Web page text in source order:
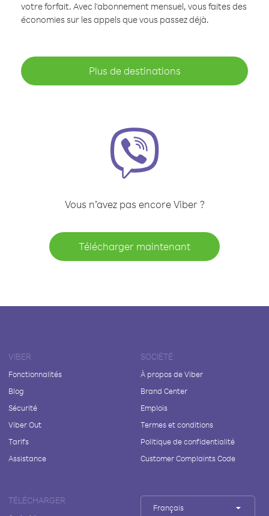
votre forfait. Avec l'abonnement mensuel, vous faites des
économies sur les appels que vous passez déjà.
Plus de destinations
Vous n’avez pas encore Viber ?
Télécharger maintenant
VIBER
Fonctionnalités
Blog
Sécurité
Viber Out
Tarifs
Assistance
SOCIÉTÉ
À propos de Viber
Brand Center
Emplois
Termes et conditions
Politique de confidentialité
Customer Complaints Code
TÉLÉCHARGER
Français